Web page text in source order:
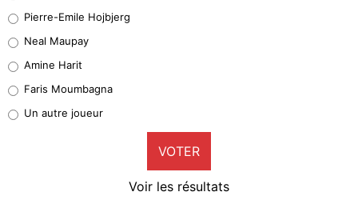
5%
1%
9%
Pierre-Emile Hojbjerg
Neal Maupay
Amine Harit
Faris Moumbagna
Un autre joueur
VOTER
Voir les résultats